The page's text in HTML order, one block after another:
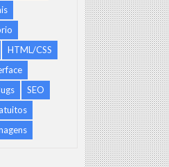
HTML/CSS
SEO